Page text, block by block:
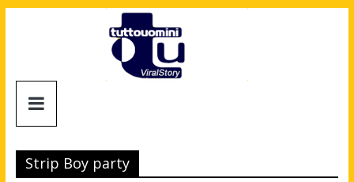
Tuttouomini
Tv,
Cinema,
Strip Boy party